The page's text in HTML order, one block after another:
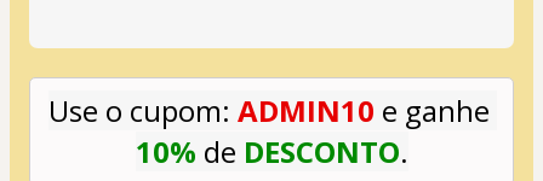
Use o cupom: ADMIN10 e ganhe
10% de DESCONTO.